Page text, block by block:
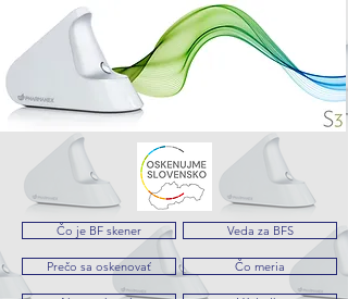
Čo je BF skener Veda za BFS
Prečo sa oskenovať Čo meria